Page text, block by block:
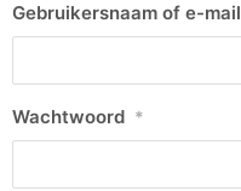
Gebruikersnaam of e-mail
Wachtwoord *